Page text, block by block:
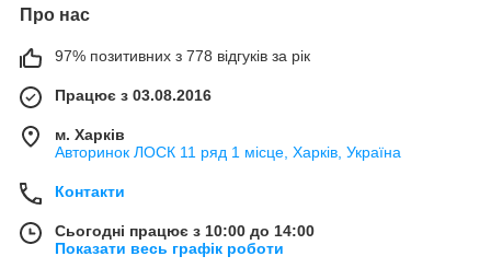
Про нас
97% позитивних з 778 відгуків за рік
Працює з 03.08.2016
м. Харків
Авторинок ЛОСК 11 ряд 1 місце, Харків, Україна
Контакти
Сьогодні працює з 10:00 до 14:00
Показати весь графік роботи